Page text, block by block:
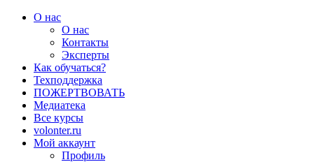
Перейти
содержимому
О нас
О нас
Контакты
Эксперты
Как обучаться?
Техподдержка
ПОЖЕРТВОВАТЬ
Медиатека
Все курсы
volonter.ru
Мой аккаунт
Профиль